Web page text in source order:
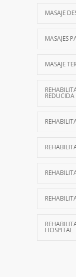
MASAJE
MASAJES
MASAJE
REDUCIDA
HOSPITAL